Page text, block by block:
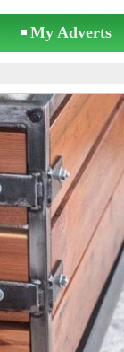
My Adverts